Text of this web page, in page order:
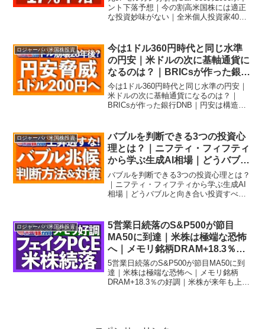
先の米国株に弱気｜今必要な戦略
は相場サイクルの理解から【ロジ
ント下落予想｜今の割高米国株には適正
な投資妙味がない｜全米個人投資家40%
パ米国株投資】『ロジャーパパ米国株投
資』では…...
ロジャーパパ米国株投資
今は1ドル360円時代と同じ水準
の円安｜米ドルの次に基軸通貨に
なるのは？｜BRICsが作った銀行
DNB｜円安は構造的理由で長期
化する｜米ドル債務はGDP比
122%で拡大【ロジャーパパ米国
今は1ドル360円時代と同じ水準の円安｜
米ドルの次に基軸通貨になるのは？｜
BRICsが作った銀行DNB｜円安は構造的
『ロジャーパパ米国株投資』では…米国
株投資の実...
ロジャーパパ米国株投資
バブルを判断できる3つの投資心
理とは？｜ニフティ・フィフティ
から学ぶ生成AI相場｜どうバブル
と向き合い投資すべきか【ロジャ
ーパパ米国株投資】
バブルを判断できる3つの投資心理とは？
｜ニフティ・フィフティから学ぶ生成AI
相場｜どうバブルと向き合い投資すべき
実績や銘柄紹介、投資戦略などを、分か
りやすくスライド形式...
ロジャーパパ米国株投資
5営業日続落のS&P500が節目
MA50に到達｜米株は極端な恐怖
へ｜メモリ銘柄DRAM+18.3％の
好調｜米株が来年も上昇する理由
は予想EPS$399｜ヘルスケア急
騰の理由【ロジャーパパ米国株投
5営業日続落のS&P500が節目MA50に到
達｜米株は極端な恐怖へ｜メモリ銘柄
DRAM+18.3％の好調｜米株が来年も上昇